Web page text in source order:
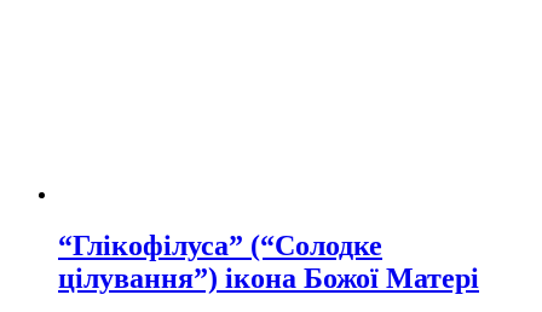
“Глікофілуса” (“Солодке
цілування”) ікона Божої Матері